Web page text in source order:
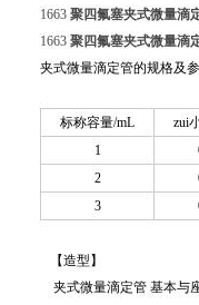
1663 聚四氟塞夹式微量滴
1663 聚四氟塞夹式微量滴
夹式微量滴定管的规格及
标称容量/mL
zui
1
2
3
【造型】
夹式微量滴定管 基本与